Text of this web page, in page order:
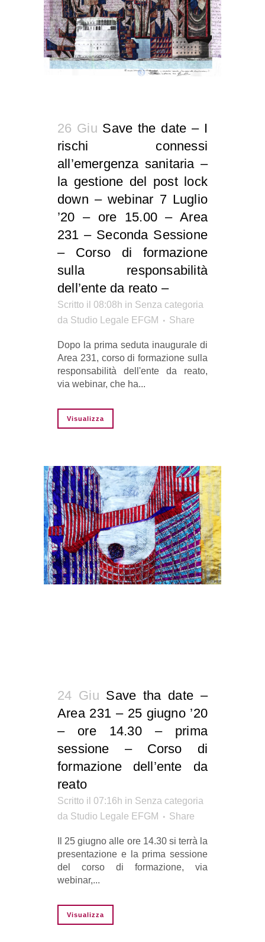
26 Giu Save the date – I
rischi connessi
all’emergenza sanitaria –
la gestione del post lock
down – webinar 7 Luglio
’20 – ore 15.00 – Area
231 – Seconda Sessione
– Corso di formazione
sulla responsabilità
dell’ente da reato –
Scritto il 08:08h in Senza categoria
da Studio Legale EFGM Share
Dopo la prima seduta inaugurale di
Area 231, corso di formazione sulla
responsabilità dell'ente da reato,
via webinar, che ha...
Visualizza
24 Giu Save tha date –
Area 231 – 25 giugno ’20
– ore 14.30 – prima
sessione – Corso di
formazione dell’ente da
reato
Scritto il 07:16h in Senza categoria
da Studio Legale EFGM Share
Il 25 giugno alle ore 14.30 si terrà la
presentazione e la prima sessione
del corso di formazione, via
webinar,...
Visualizza